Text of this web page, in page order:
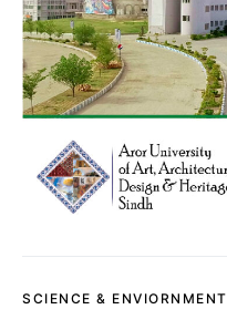
SCIENCE & ENVIORNMENT